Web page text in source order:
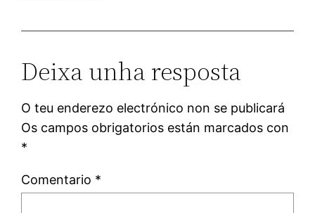
Deixa unha resposta
O teu enderezo electrónico non se publicará
Os campos obrigatorios están marcados con
*
Comentario *